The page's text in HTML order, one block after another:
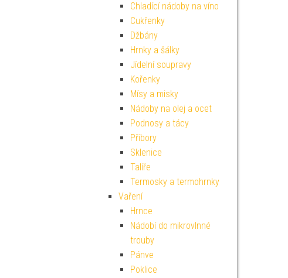
Chladící nádoby na víno
Cukřenky
Džbány
Hrnky a šálky
Jídelní soupravy
Kořenky
Mísy a misky
Nádoby na olej a ocet
Podnosy a tácy
Příbory
Sklenice
Talíře
Termosky a termohrnky
Vaření
Hrnce
Nádobí do mikrovlnné
trouby
Pánve
Poklice